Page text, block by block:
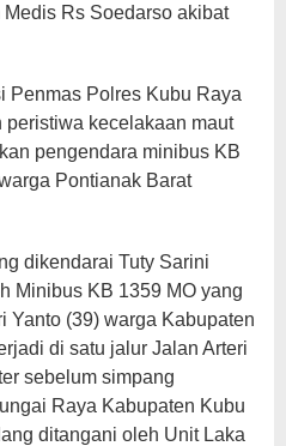
Rs Soedarso akibat
Penmas Polres Kubu Raya
kecelakaan maut
pengendara minibus KB
Pontianak Barat
dikendarai Tuty Sarini
Minibus KB 1359 MO yang
Yanto (39) warga Kabupaten
di satu jalur Jalan Arteri
sebelum simpang
Raya Kabupaten Kubu
ditangani oleh Unit Laka